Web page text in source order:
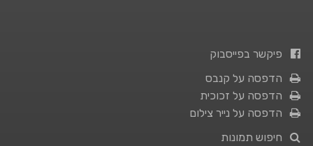
פיקשר בפייסבוק
הדפסה על קנבס
הדפסה על זכוכית
הדפסה על נייר צילום
חיפוש תמונות